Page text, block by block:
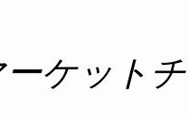
ーケット